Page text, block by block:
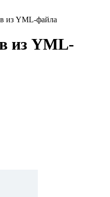
из YML-файла
из YML-